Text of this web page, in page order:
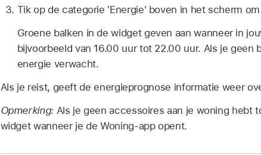
Tik op de categorie 'Energie' boven in het scherm
Groene balken in de widget geven aan wanneer in
bijvoorbeeld van 16.00 uur tot 22.00 uur. Als je
energie verwacht.
Als je reist, geeft de energieprognose informatie weer
Opmerking: Als je geen accessoires aan je woning hebt
widget wanneer je de Woning-app opent.